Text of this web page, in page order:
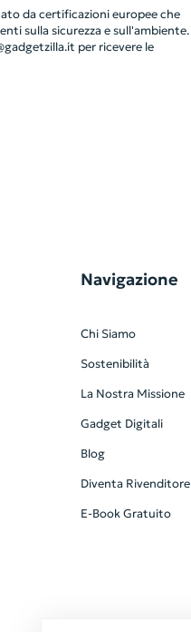
da certificazioni europee che
sulla sicurezza e sull'ambiente.
per ricevere le
Navigazione
Chi Siamo
Sostenibilità
La Nostra Missione
Gadget Digitali
Blog
Diventa Rivenditore
E-Book Gratuito